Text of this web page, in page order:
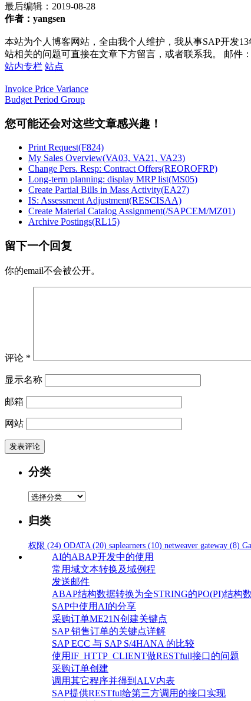
最后编辑： 2019-08-28
作者：yangsen
本站为个人博客网站，全由我个人维护，我从事SAP开发
站相关的问题可直接在文章下方留言，或者联系我。 邮件：
站内专栏 站点
Invoice Price Variance
Budget Period Group
您可能还会对这些文章感兴趣！
Print Request(F824)
My Sales Overview(VA03, VA21, VA23)
Change Pers. Resp: Contract Offers(REOROFRP)
Long-term planning: display MRP list(MS05)
Create Partial Bills in Mass Activity(EA27)
IS: Assessment Adjustment(RESCISAA)
Create Material Catalog Assignment(/SAPCEM/MZ01)
Archive Postings(RL15)
留下一个回复
你的email不会被公开。
评论 *
显示名称
邮箱
网站
分类
分
归类
权限 (24) ODATA (20) saplearners (10) netweaver gateway (8)
AI的ABAP开发中的使用
常用域文本转换及域例程
发送邮件
ABAP结构数据转换为全STRING的PO(PI)结构
SAP中使用AI的分享
采购订单ME21N创建关键点
SAP 销售订单的关键点详解
SAP ECC 与 SAP S/4HANA 的比较
使用IF_HTTP_CLIENT做RESTfull接口的问题
采购订单创建
调用其它程序并得到ALV内表
SAP提供RESTful给第三方调用的接口实现